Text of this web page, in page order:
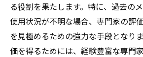
る役割を果たします。特に、過去の
使用状況が不明な場合、専門家の評
を見極めるための強力な手段となり
価を得るためには、経験豊富な専門